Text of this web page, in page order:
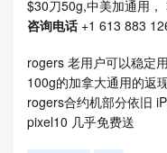
$30刀50g,中美加通用，
咨询电话+1 613 883
rogers 老用户可以稳定
100g的加拿大通用的返
rogers合约机部分依旧
pixel10 几乎免费送